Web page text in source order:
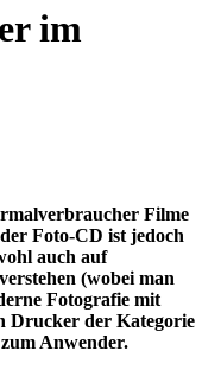
im
Filme
Foto-CD ist jedoch
auch auf
(wobei man
Fotografie mit
Drucker der Kategorie
Anwender.